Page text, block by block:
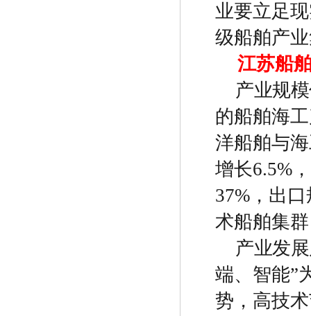
业要立足
级船舶产
江苏船
产业规
的船舶海
洋船舶与
增长6.5%
37%，出口
术船舶集
产业发
端、智能”
势，高技